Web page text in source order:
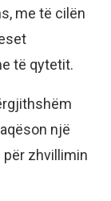
me të cilën
të qytetit.
një
zhvillimin